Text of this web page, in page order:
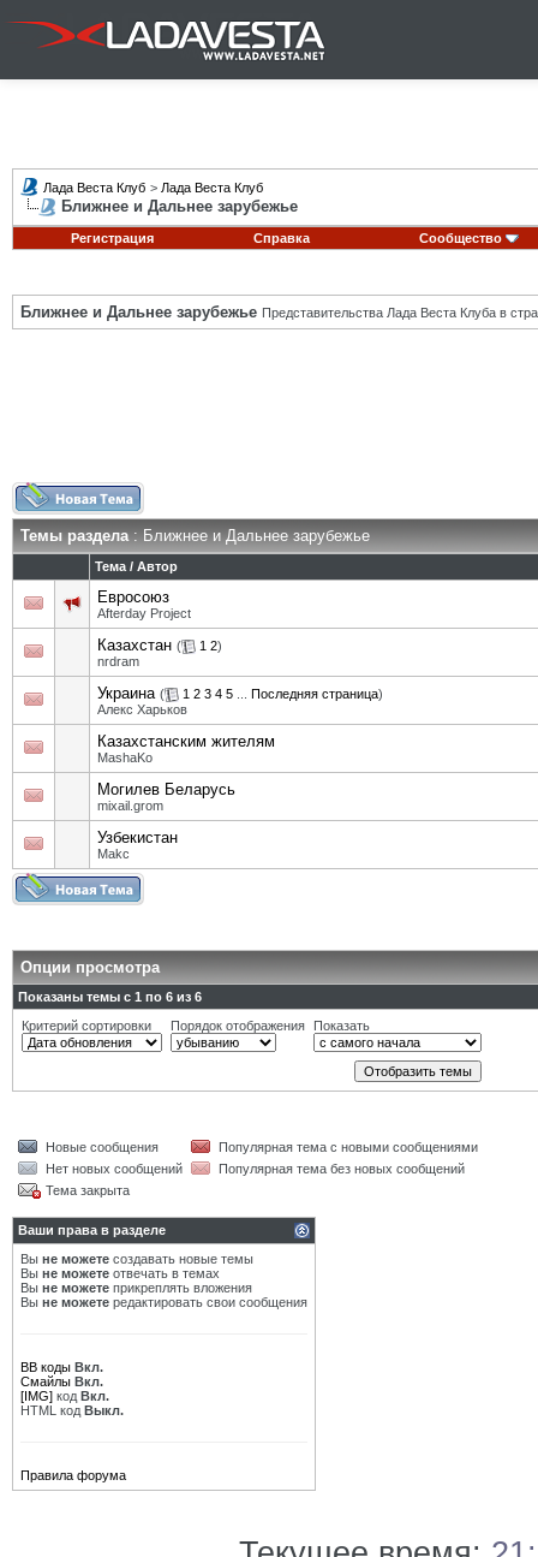
Лада Веста Клуб > Лада Веста Клуб
Ближнее и Дальнее зарубежье
Регистрация Справка Сообщество
Ближнее и Дальнее зарубежье Представительства Лада Веста Клуба в
Темы раздела: Ближнее и Дальнее зарубежье
Тема / Автор
Евросоюз
Afterday Project
Казахстан ( 1 2)
nrdram
Украина ( 1 2 3 4 5 Последняя страница)
Алекс Харьков
Казахстанским жителям
MashaKo
Могилев Беларусь
mixail.grom
Узбекистан
Makc
Опции просмотра
Показаны темы с 1 по 6 из 6
Критерий сортировки
Порядок отображения Показать
Новые сообщения
Популярная тема с новыми сообщениями
Нет новых сообщений
Популярная тема без новых сообщений
Тема закрыта
Ваши права в разделе
Вы не можете создавать новые темы
Вы не можете отвечать в темах
Вы не можете прикреплять вложения
Вы не можете редактировать свои сообщения
BB коды Вкл.
Смайлы Вкл.
[IMG] код Вкл.
HTML код Выкл.
Правила форума